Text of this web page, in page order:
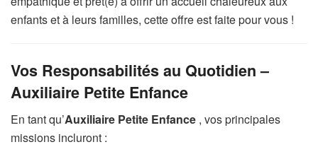
enfants et à leurs familles, cette offre est faite pour vous !
Vos Responsabilités au Quotidien –
Auxiliaire Petite Enfance
En tant qu’Auxiliaire Petite Enfance , vos principales
missions incluront :